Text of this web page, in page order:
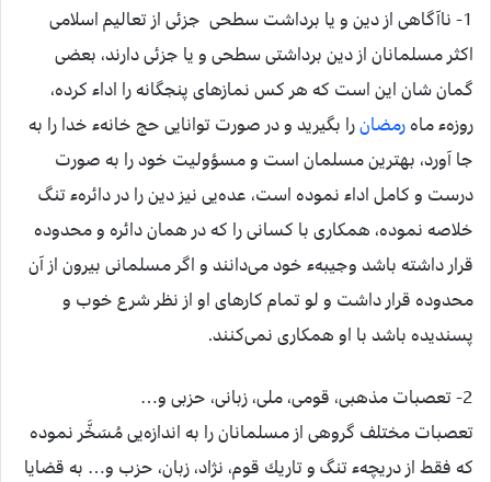
1- ناآگاهی از دين و يا برداشت سطحی جزئی از تعاليم اسلامی
اكثر مسلمانان از دين برداشتی سطحی و يا جزئی دارند، بعضی
گمان شان اين است كه هر كس نمازهای پنجگانه را اداء كرده،
روزهء ماهرمضانرا بگيريد و در صورت توانايی حج خانهء خدا را به
جا آورد، بهترين مسلمان است و مسؤوليت خود را به صورت
درست و كامل اداء نموده است، عده‌يی نيز دين را در دائرهء تنگ
خلاصه نموده‌، همكاری با كسانی را كه در همان دائره و محدوده
قرار داشته باشد وجيبهء خود می‌دانند و اگر مسلمانی بيرون از آن
محدوده قرار داشت و لو تمام كارهای او از نظر شرع خوب و
پسنديده باشد با او همكاری نمی‌كنند.
2- تعصبات مذهبی، قومی، ملی، زبانی، حزبی و…
تعصبات مختلف گروهی از مسلمانان را به اندازه‌يی مُسَخَّر نموده
كه فقط از دريچهء تنگ و تاريك قوم، نژاد، زبان، حزب و… به قضايا